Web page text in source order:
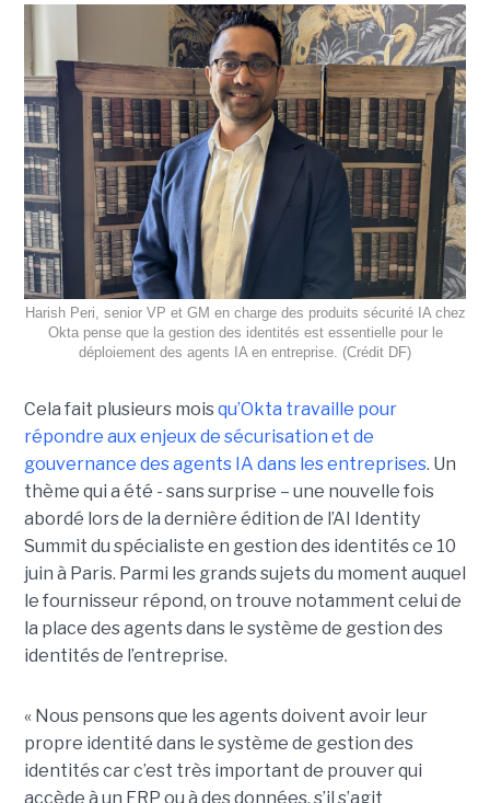
Harish Peri, senior VP et GM en charge des produits sécurité IA chez
Okta pense que la gestion des identités est essentielle pour le
déploiement des agents IA en entreprise. (Crédit DF)
Cela fait plusieurs moisqu’Okta travaille pour
répondre aux enjeux de sécurisation et de
gouvernance des agents IA dans les entreprises. Un
thème qui a été - sans surprise – une nouvelle fois
abordé lors de la dernière édition de l’AI Identity
Summit du spécialiste en gestion des identités ce 10
juin à Paris. Parmi les grands sujets du moment auquel
le fournisseur répond, on trouve notamment celui de
la place des agents dans le système de gestion des
identités de l’entreprise.
« Nous pensons que les agents doivent avoir leur
propre identité dans le système de gestion des
identités car c’est très important de prouver qui
accède à un ERP ou à des données, s’il s’agit